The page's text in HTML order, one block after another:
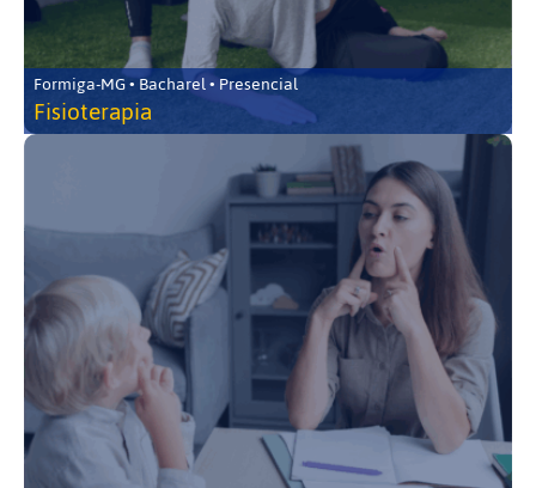
Formiga-MG • Bacharel • Presencial
Fisioterapia